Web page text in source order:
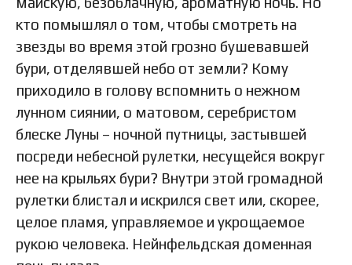
кто помышлял о том, чтобы смотреть на
звезды во время этой грозно бушевавшей
бури, отделявшей небо от земли? Кому
приходило в голову вспомнить о нежном
лунном сиянии, о матовом, серебристом
блеске Луны – ночной путницы, застывшей
посреди небесной рулетки, несущейся вокруг
нее на крыльях бури? Внутри этой громадной
рулетки блистал и искрился свет или, скорее,
целое пламя, управляемое и укрощаемое
рукою человека. Нейнфельдская доменная